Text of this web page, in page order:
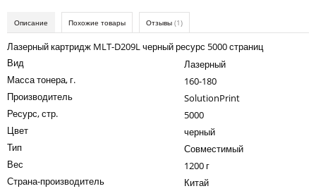
Kyocera
Lexmark
Panasonic
Ricoh
Toshiba
Описание Похожие товары Отзывы (1)
Лазерный картридж MLT-D209L черный ресурс 5000 страниц
Вид
Лазерный
Масса тонера, г.
160-180
Производитель
SolutionPrint
Ресурс, стр.
5000
Цвет
черный
Тип
Совместимый
Вес
1200 г
Страна-производитель
Китай